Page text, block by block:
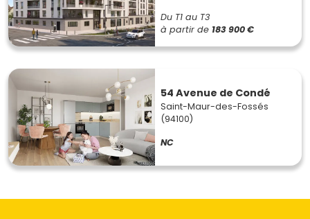
Du T1 au T3
à partir de 183 900 €
54 Avenue de Condé
Saint-Maur-des-Fossés
(94100)
NC